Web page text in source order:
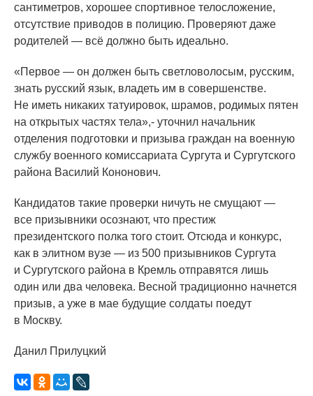
сантиметров, хорошее спортивное телосложение,
отсутствие приводов в полицию. Проверяют даже
родителей — всё должно быть идеально.
«Первое — он должен быть светловолосым, русским,
знать русский язык, владеть им в совершенстве.
Не иметь никаких татуировок, шрамов, родимых пятен
на открытых частях тела»,- уточнил начальник
отделения подготовки и призыва граждан на военную
службу военного комиссариата Сургута и Сургутского
района Василий Кононович.
Кандидатов такие проверки ничуть не смущают —
все призывники осознают, что престиж
президентского полка того стоит. Отсюда и конкурс,
как в элитном вузе — из 500 призывников Сургута
и Сургутского района в Кремль отправятся лишь
один или два человека. Весной традиционно начнется
призыв, а уже в мае будущие солдаты поедут
в Москву.
Данил Прилуцкий